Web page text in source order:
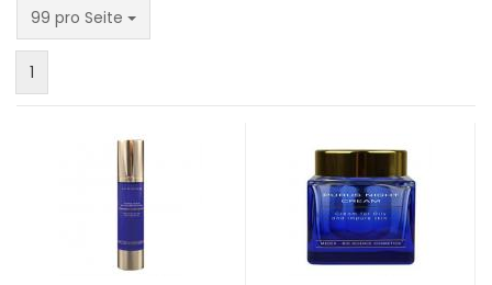
99 pro Seite
pro Seite
1